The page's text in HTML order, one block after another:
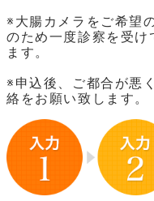
※大腸カメラをご希望
のため一度診察を受け
ます。
※申込後、ご都合が悪
絡をお願い致します。